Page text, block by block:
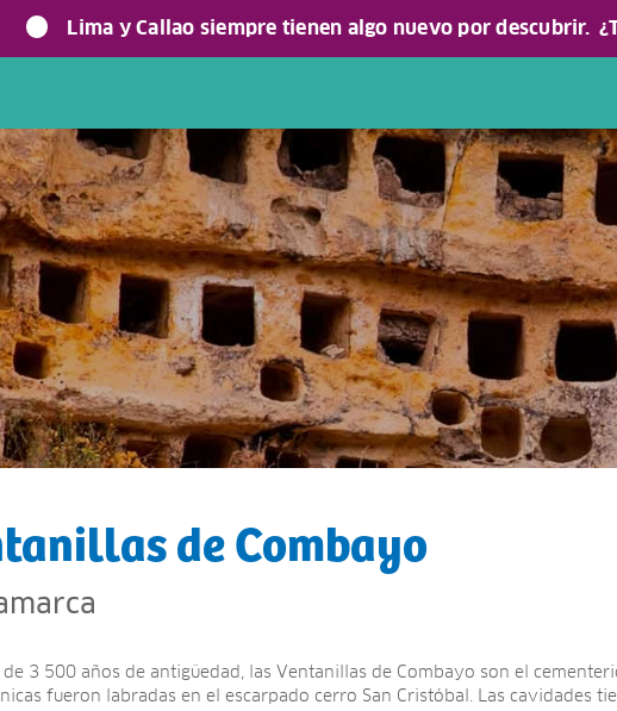
Lima y Callao siempre tienen algo nuevo por descubrir.
de Combayo
de 3 500 años de antigüedad, las Ventanillas de Combayo son el
fueron labradas en el escarpado cerro San Cristóbal. Las cavidades